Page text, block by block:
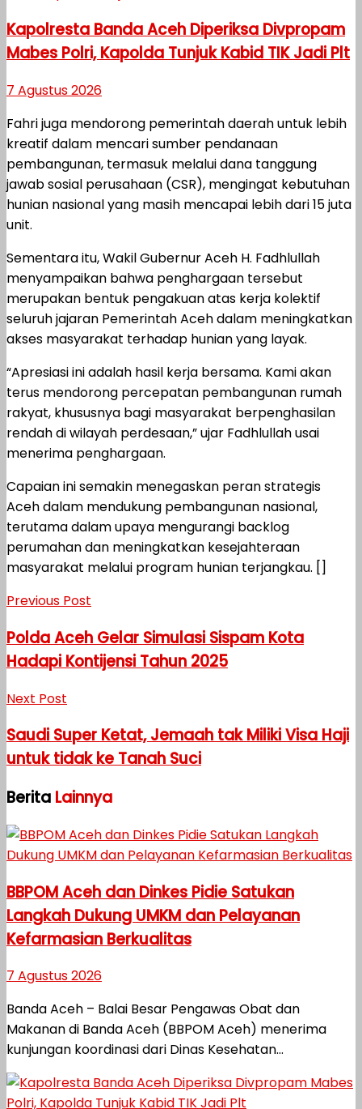
Kapolresta Banda Aceh Diperiksa Divpropam
Mabes Polri, Kapolda Tunjuk Kabid TIK Jadi Plt
7 Agustus 2026
Fahri juga mendorong pemerintah daerah untuk lebih
kreatif dalam mencari sumber pendanaan
pembangunan, termasuk melalui dana tanggung
jawab sosial perusahaan (CSR), mengingat kebutuhan
hunian nasional yang masih mencapai lebih dari 15 juta
unit.
Sementara itu, Wakil Gubernur Aceh H. Fadhlullah
menyampaikan bahwa penghargaan tersebut
merupakan bentuk pengakuan atas kerja kolektif
seluruh jajaran Pemerintah Aceh dalam meningkatkan
akses masyarakat terhadap hunian yang layak.
“Apresiasi ini adalah hasil kerja bersama. Kami akan
terus mendorong percepatan pembangunan rumah
rakyat, khususnya bagi masyarakat berpenghasilan
rendah di wilayah perdesaan,” ujar Fadhlullah usai
menerima penghargaan.
Capaian ini semakin menegaskan peran strategis
Aceh dalam mendukung pembangunan nasional,
terutama dalam upaya mengurangi backlog
perumahan dan meningkatkan kesejahteraan
masyarakat melalui program hunian terjangkau. []
Previous Post
Polda Aceh Gelar Simulasi Sispam Kota
Hadapi Kontijensi Tahun 2025
Next Post
Saudi Super Ketat, Jemaah tak Miliki Visa Haji
untuk tidak ke Tanah Suci
Berita Lainnya
BBPOM Aceh dan Dinkes Pidie Satukan
Langkah Dukung UMKM dan Pelayanan
Kefarmasian Berkualitas
7 Agustus 2026
Banda Aceh – Balai Besar Pengawas Obat dan
Makanan di Banda Aceh (BBPOM Aceh) menerima
kunjungan koordinasi dari Dinas Kesehatan...